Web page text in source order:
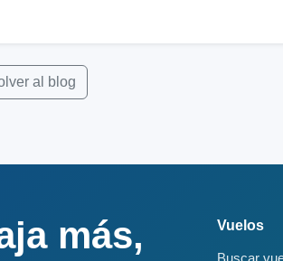
al blog
más,
Vuelos